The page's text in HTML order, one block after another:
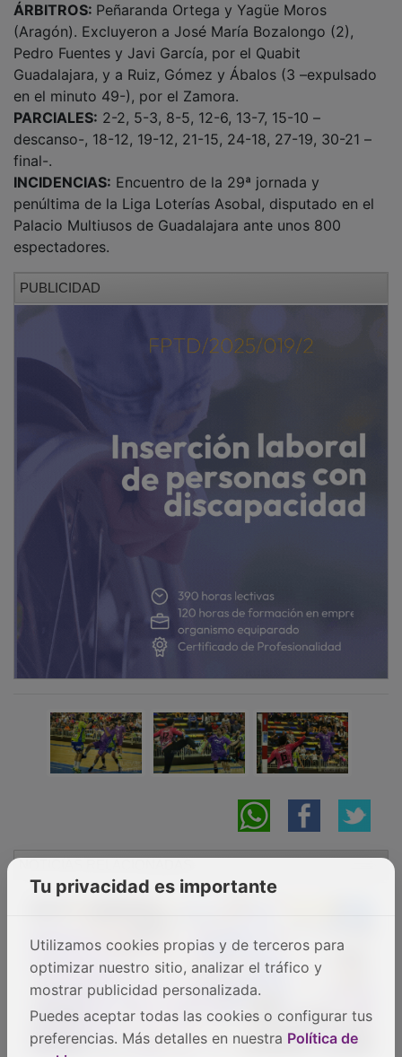
(Aragón). Excluyeron a José María Bozalongo (2),
Pedro Fuentes y Javi García, por el Quabit
Guadalajara, y a Ruiz, Gómez y Ábalos (3 –expulsado
en el minuto 49-), por el Zamora.
PARCIALES: 2-2, 5-3, 8-5, 12-6, 13-7, 15-10 –
descanso-, 18-12, 19-12, 21-15, 24-18, 27-19, 30-21 –
final-.
INCIDENCIAS:
penúltima de la Liga Loterías Asobal, disputado en el
Palacio Multiusos de Guadalajara ante unos 800
espectadores.
Tu privacidad es importante
Utilizamos cookies propias y de terceros para
optimizar nuestro sitio, analizar el tráfico y
mostrar publicidad personalizada.
Puedes aceptar todas las cookies o configurar tus
preferencias. Más detalles en nuestra Política de